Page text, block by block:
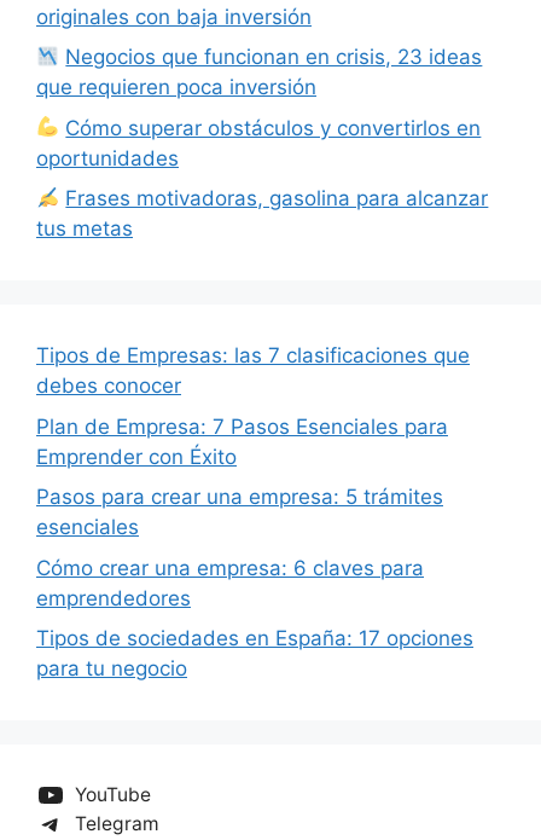
originales con baja inversión
Negocios que funcionan en crisis, 23 ideas
que requieren poca inversión
Cómo superar obstáculos y convertirlos en
oportunidades
Frases motivadoras, gasolina para alcanzar
tus metas
Tipos de Empresas: las 7 clasificaciones que
debes conocer
Plan de Empresa: 7 Pasos Esenciales para
Emprender con Éxito
Pasos para crear una empresa: 5 trámites
esenciales
Cómo crear una empresa: 6 claves para
emprendedores
Tipos de sociedades en España: 17 opciones
para tu negocio
YouTube
Telegram